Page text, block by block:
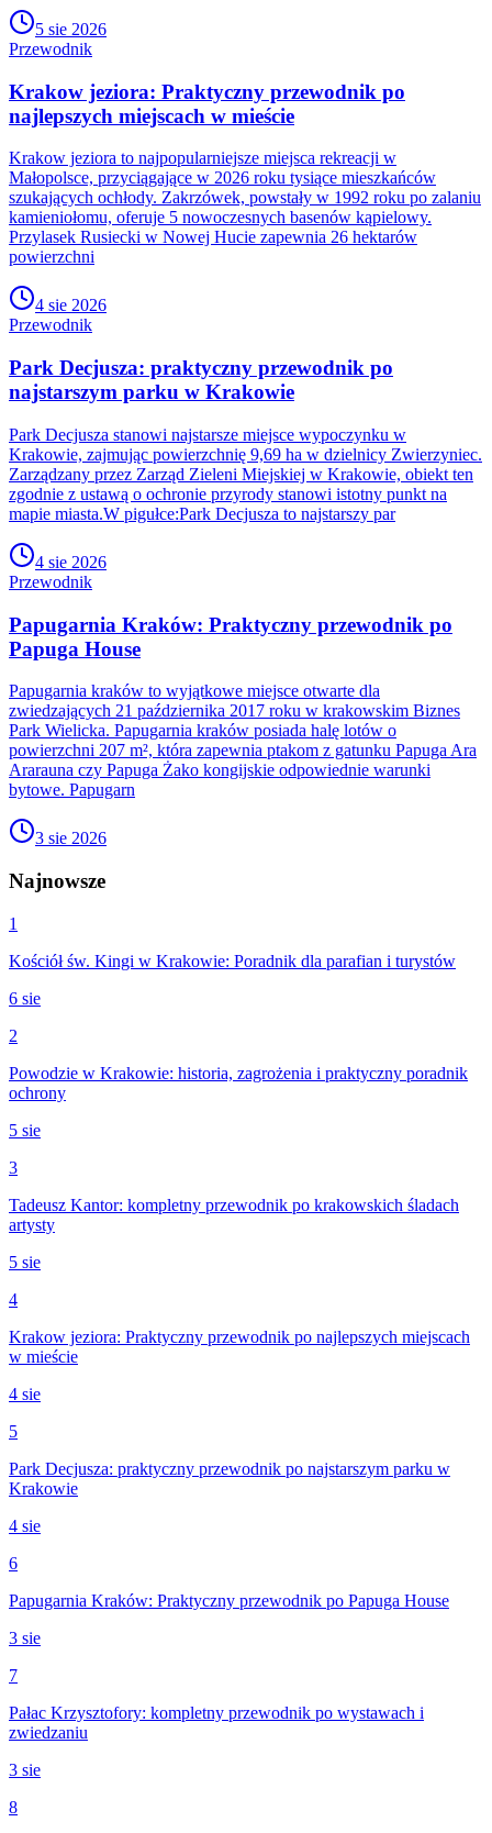
5 sie 2026
Przewodnik
Krakow jeziora: Praktyczny przewodnik po
najlepszych miejscach w mieście
Krakow jeziora to najpopularniejsze miejsca rekreacji w
Małopolsce, przyciągające w 2026 roku tysiące mieszkańców
szukających ochłody. Zakrzówek, powstały w 1992 roku po zalaniu
kamieniołomu, oferuje 5 nowoczesnych basenów kąpielowy.
Przylasek Rusiecki w Nowej Hucie zapewnia 26 hektarów
powierzchni
4 sie 2026
Przewodnik
Park Decjusza: praktyczny przewodnik po
najstarszym parku w Krakowie
Park Decjusza stanowi najstarsze miejsce wypoczynku w
Krakowie, zajmując powierzchnię 9,69 ha w dzielnicy Zwierzyniec.
Zarządzany przez Zarząd Zieleni Miejskiej w Krakowie, obiekt ten
zgodnie z ustawą o ochronie przyrody stanowi istotny punkt na
mapie miasta.W pigułce:Park Decjusza to najstarszy par
4 sie 2026
Przewodnik
Papugarnia Kraków: Praktyczny przewodnik po
Papuga House
Papugarnia kraków to wyjątkowe miejsce otwarte dla
zwiedzających 21 października 2017 roku w krakowskim Biznes
Park Wielicka. Papugarnia kraków posiada halę lotów o
powierzchni 207 m², która zapewnia ptakom z gatunku Papuga Ara
Ararauna czy Papuga Żako kongijskie odpowiednie warunki
bytowe. Papugarn
3 sie 2026
Najnowsze
1
Kościół św. Kingi w Krakowie: Poradnik dla parafian i turystów
6 sie
2
Powodzie w Krakowie: historia, zagrożenia i praktyczny poradnik
ochrony
5 sie
3
Tadeusz Kantor: kompletny przewodnik po krakowskich śladach
artysty
5 sie
4
Krakow jeziora: Praktyczny przewodnik po najlepszych miejscach
w mieście
4 sie
5
Park Decjusza: praktyczny przewodnik po najstarszym parku w
Krakowie
4 sie
6
Papugarnia Kraków: Praktyczny przewodnik po Papuga House
3 sie
7
Pałac Krzysztofory: kompletny przewodnik po wystawach i
zwiedzaniu
3 sie
8